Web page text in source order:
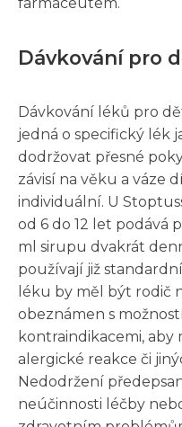
Dávkování pro
Dávkování léků pro
jedná o specifický lék
dodržovat přesné
závisí na věku a váze
individuální. U
od 6 do 12 let podává
ml sirupu dvakrát
používají již
léku by měl být rodič
obeznámen s
kontraindikacemi,
alergické reakce či
Nedodržení
neúčinnosti léčby